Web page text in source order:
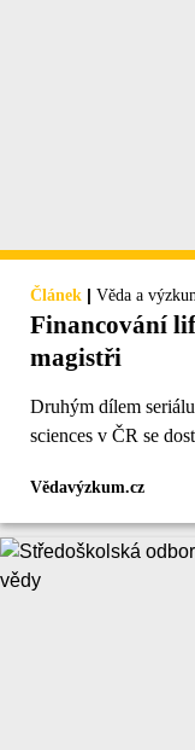
Článek | Věda a
Financování
magistři
Druhým dílem
sciences v ČR se
Vědavýzkum.cz